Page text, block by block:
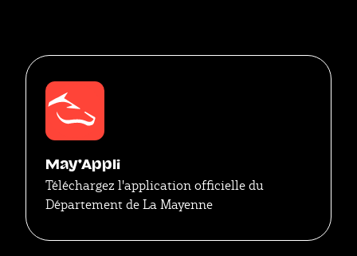
May'Appli
Téléchargez l'application officielle du
Département de La Mayenne